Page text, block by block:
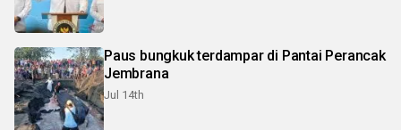
Paus bungkuk terdampar di Pantai Perancak
Jembrana
Jul 14th